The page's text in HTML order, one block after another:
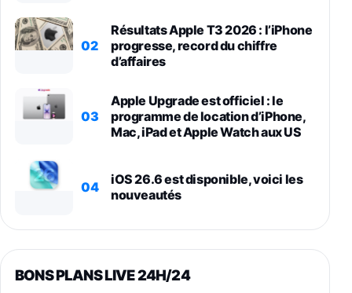
02
Résultats Apple T3 2026 : l’iPhone
progresse, record du chiffre
d’affaires
03
Apple Upgrade est officiel : le
programme de location d’iPhone,
Mac, iPad et Apple Watch aux US
04
iOS 26.6 est disponible, voici les
nouveautés
BONS PLANS LIVE 24H/24